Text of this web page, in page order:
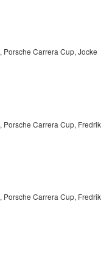
Carrera Cup, Jocke
Carrera Cup, Fredrik
Carrera Cup, Fredrik